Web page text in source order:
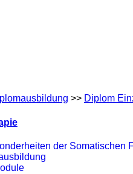
>> Diplom
der Somatischen